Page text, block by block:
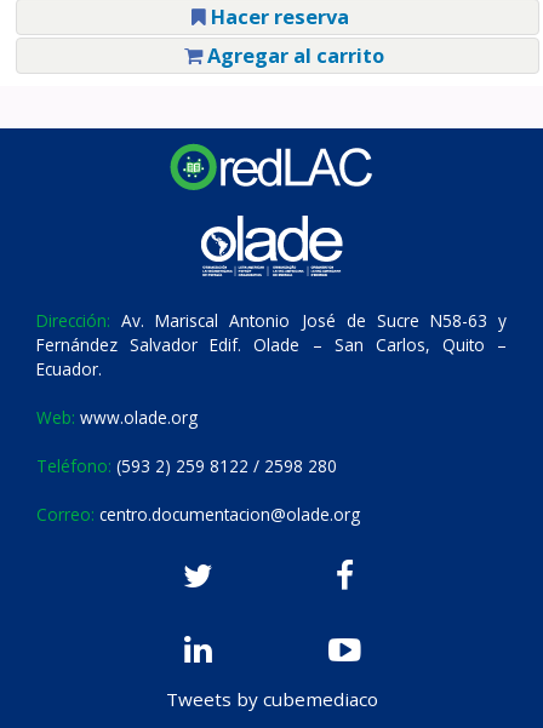
Hacer reserva
Agregar al carrito
Dirección: Av. Mariscal Antonio José de Sucre N58-63 y
Fernández Salvador Edif. Olade – San Carlos, Quito –
Ecuador.
Web: www.olade.org
Teléfono: (593 2) 259 8122 / 2598 280
Correo: centro.documentacion@olade.org
Tweets by cubemediaco